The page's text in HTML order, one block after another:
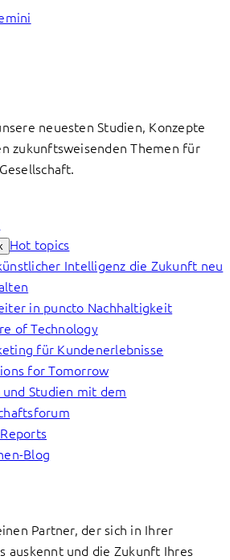
neuesten Studien, Konzepte
zukunftsweisenden Themen für
Hot topics
Intelligenz die Zukunft neu
in puncto Nachhaltigkeit
of Technology
für Kundenerlebnisse
for Tomorrow
Studien mit dem
Blog
Partner, der sich in Ihrer
auskennt und die Zukunft Ihres